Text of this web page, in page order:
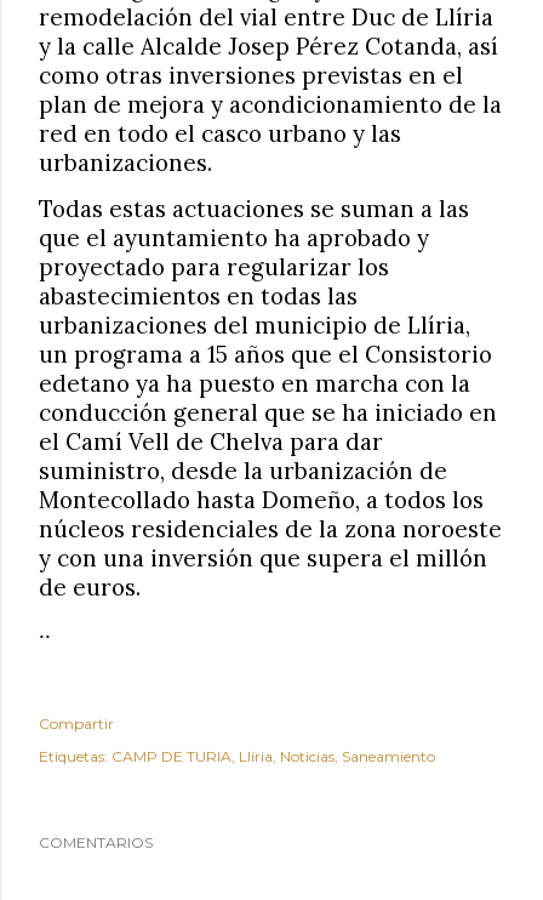
remodelación del vial entre Duc de Llíria
y la calle Alcalde Josep Pérez Cotanda, así
como otras inversiones previstas en el
plan de mejora y acondicionamiento de la
red en todo el casco urbano y las
urbanizaciones.
Todas estas actuaciones se suman a las
que el ayuntamiento ha aprobado y
proyectado para regularizar los
abastecimientos en todas las
urbanizaciones del municipio de Llíria,
un programa a 15 años que el Consistorio
edetano ya ha puesto en marcha con la
conducción general que se ha iniciado en
el Camí Vell de Chelva para dar
suministro, desde la urbanización de
Montecollado hasta Domeño, a todos los
núcleos residenciales de la zona noroeste
y con una inversión que supera el millón
de euros.
..
Compartir
Etiquetas: CAMP DE TURIA Llíria Noticias Saneamiento
COMENTARIOS